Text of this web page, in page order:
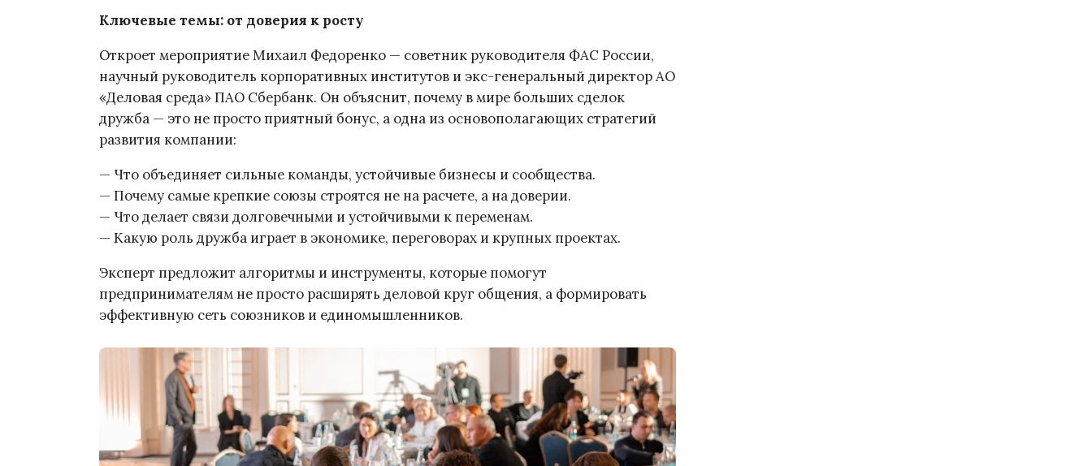
Ключевые темы: от доверия к росту
Откроет мероприятие Михаил Федоренко — советник руководителя ФАС России,
научный руководитель корпоративных институтов и экс-генеральный директор АО
«Деловая среда» ПАО Сбербанк. Он объяснит, почему в мире больших сделок
дружба — это не просто приятный бонус, а одна из основополагающих стратегий
развития компании:
— Что объединяет сильные команды, устойчивые бизнесы и сообщества.
— Почему самые крепкие союзы строятся не на расчете, а на доверии.
— Что делает связи долговечными и устойчивыми к переменам.
— Какую роль дружба играет в экономике, переговорах и крупных проектах.
Эксперт предложит алгоритмы и инструменты, которые помогут
предпринимателям не просто расширять деловой круг общения, а формировать
эффективную сеть союзников и единомышленников.